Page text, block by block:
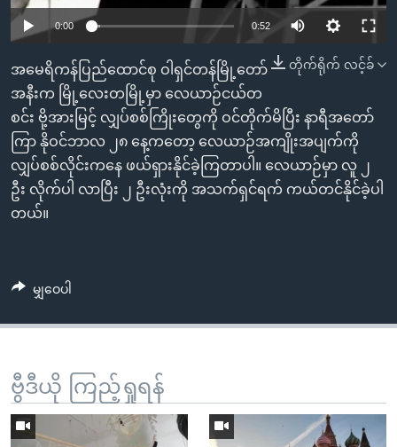
ကျော်
0:00 0:52
တိုက်ရိုက် လင့်ခ်
အမေရိကန်ပြည်ထောင်စု ဝါရှင်တန်မြို့တော်
အနီးက မြို့လေးတမြို့မှာ လေယာဉ်ငယ်တ
စင်း ဗို့အားမြင့် လျှပ်စစ်ကြိုးတွေကို ဝင်တိုက်မိပြီး နာရီအတော်
ကြာ နိုဝင်ဘာလ ၂၈ နေ့ကတော့ လေယာဉ်အကျိုးအပျက်ကို
လျှပ်စစ်လိုင်းကနေ ဖယ်ရှားနိုင်ခဲ့ကြတာပါ။ လေယာဉ်မှာ လူ ၂
ဦး လိုက်ပါ လာပြီး ၂ ဦးလုံးကို အသက်ရှင်ရက် ကယ်တင်နိုင်ခဲ့ပါ
တယ်။
မျှဝေပါ
ဗွီဒီယို ကြည့်ရှုရန်